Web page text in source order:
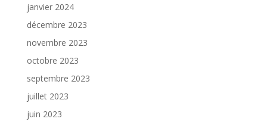
janvier 2024
décembre 2023
novembre 2023
octobre 2023
septembre 2023
juillet 2023
juin 2023